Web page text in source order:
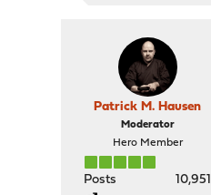
Patrick M. Hausen
Moderator
Hero Member
Posts 10,951